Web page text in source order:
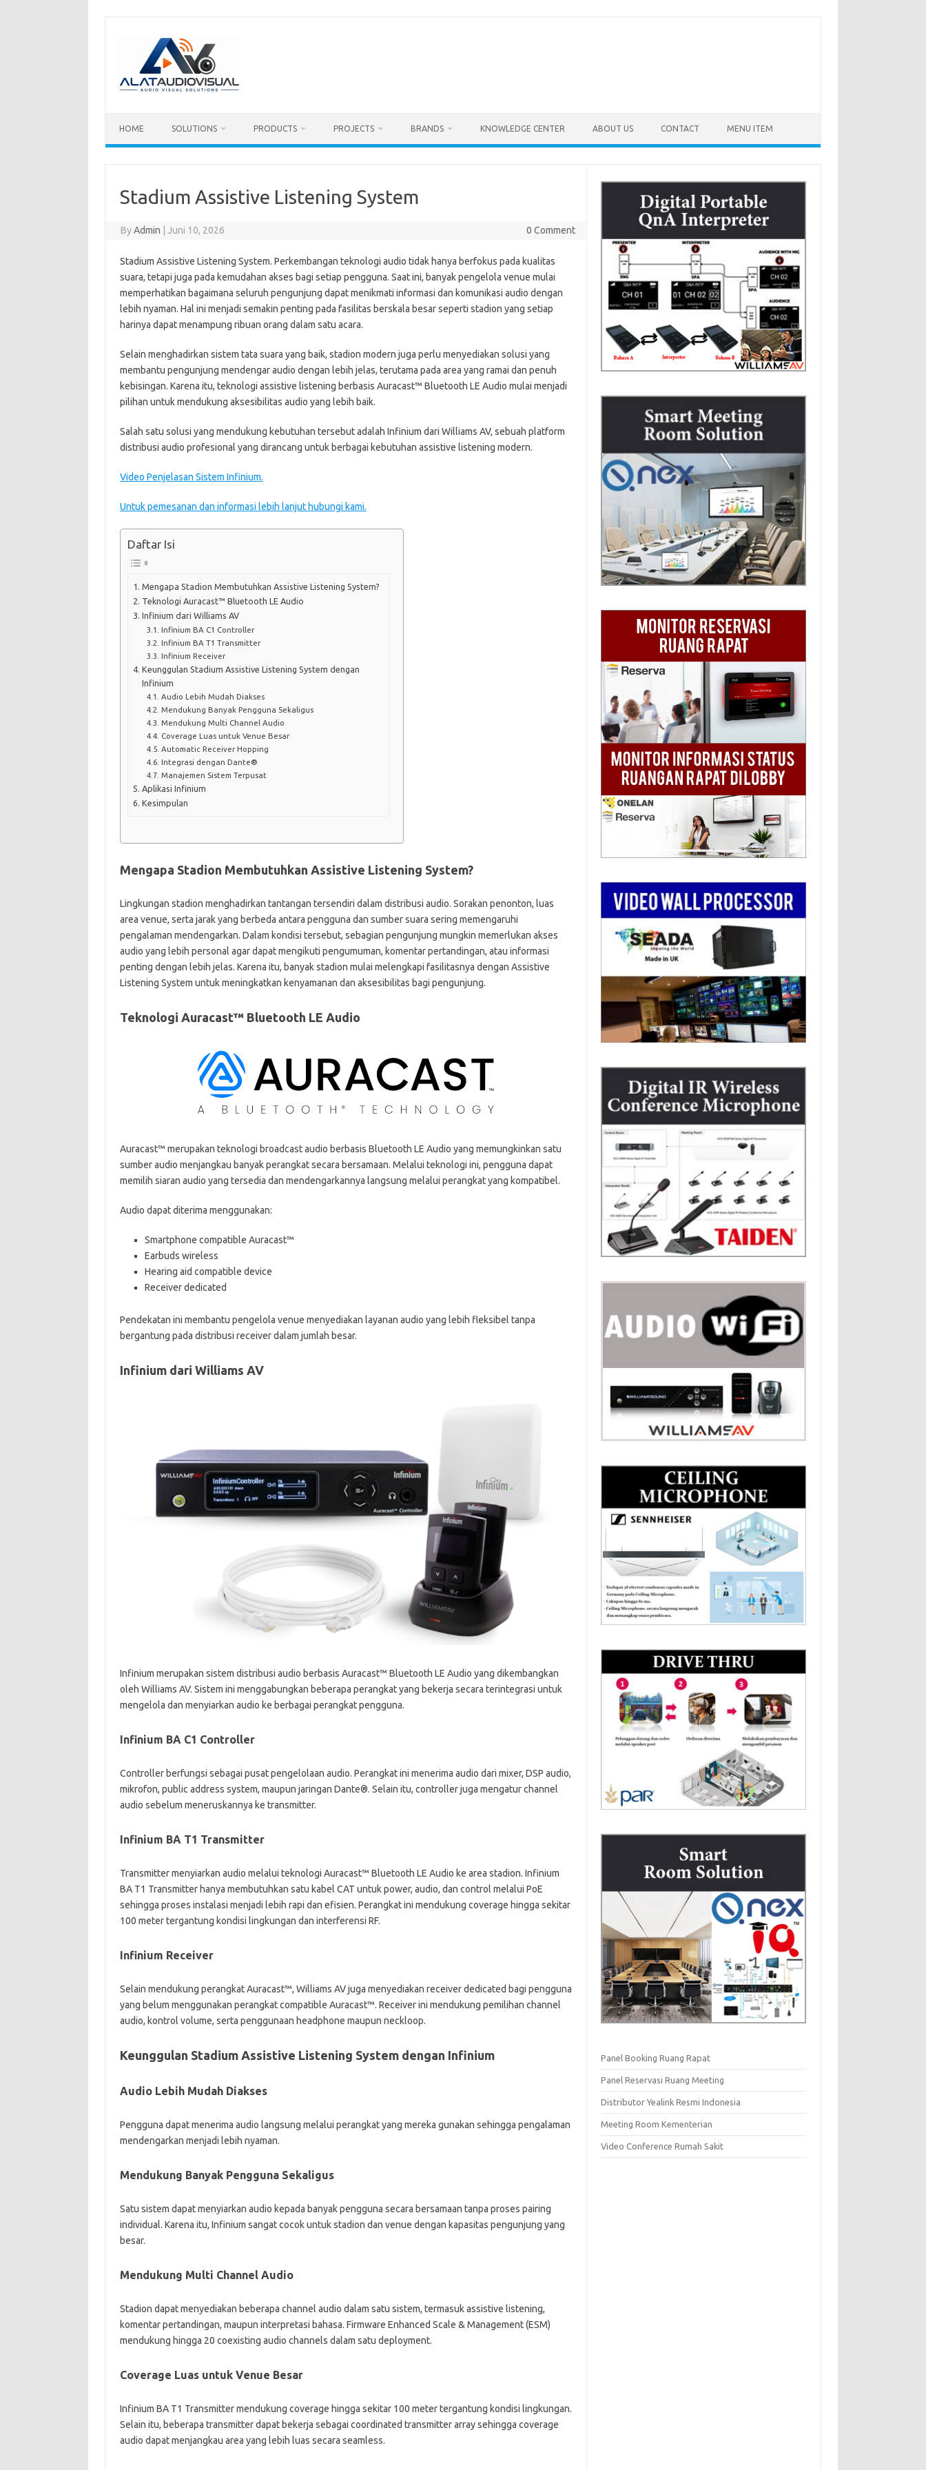
HOME SOLUTIONS PRODUCTS PROJECTS BRANDS KNOWLEDGE CENTER ABOUT US CONTACT MENU ITEM
Stadium Assistive Listening System
ByAdmin Juni 10, 2026 0 Comment
Stadium Assistive Listening System. Perkembangan teknologi audio tidak hanya berfokus pada kualitas
suara, tetapi juga pada kemudahan akses bagi setiap pengguna. Saat ini, banyak pengelola venue mulai
memperhatikan bagaimana seluruh pengunjung dapat menikmati informasi dan komunikasi audio dengan
lebih nyaman. Hal ini menjadi semakin penting pada fasilitas berskala besar seperti stadion yang setiap
harinya dapat menampung ribuan orang dalam satu acara.
Selain menghadirkan sistem tata suara yang baik, stadion modern juga perlu menyediakan solusi yang
membantu pengunjung mendengar audio dengan lebih jelas, terutama pada area yang ramai dan penuh
kebisingan. Karena itu, teknologi assistive listening berbasis Auracast™ Bluetooth LE Audio mulai menjadi
pilihan untuk mendukung aksesibilitas audio yang lebih baik.
Salah satu solusi yang mendukung kebutuhan tersebut adalah Infinium dari Williams AV, sebuah platform
distribusi audio profesional yang dirancang untuk berbagai kebutuhan assistive listening modern.
Video Penjelasan Sistem Infinium.
Untuk pemesanan dan informasi lebih lanjut hubungi kami.
Daftar Isi
Mengapa Stadion Membutuhkan Assistive Listening System?
Teknologi Auracast™ Bluetooth LE Audio
Infinium dari Williams AV
Infinium BA C1 Controller
Infinium BA T1 Transmitter
Infinium Receiver
Keunggulan Stadium Assistive Listening System dengan
Infinium
Audio Lebih Mudah Diakses
Mendukung Banyak Pengguna Sekaligus
Mendukung Multi Channel Audio
Coverage Luas untuk Venue Besar
Automatic Receiver Hopping
Integrasi dengan Dante®
Manajemen Sistem Terpusat
Aplikasi Infinium
Kesimpulan
Mengapa Stadion Membutuhkan Assistive Listening System?
Lingkungan stadion menghadirkan tantangan tersendiri dalam distribusi audio. Sorakan penonton, luas
area venue, serta jarak yang berbeda antara pengguna dan sumber suara sering memengaruhi
pengalaman mendengarkan. Dalam kondisi tersebut, sebagian pengunjung mungkin memerlukan akses
audio yang lebih personal agar dapat mengikuti pengumuman, komentar pertandingan, atau informasi
penting dengan lebih jelas. Karena itu, banyak stadion mulai melengkapi fasilitasnya dengan Assistive
Listening System untuk meningkatkan kenyamanan dan aksesibilitas bagi pengunjung.
Teknologi Auracast™ Bluetooth LE Audio
Auracast™ merupakan teknologi broadcast audio berbasis Bluetooth LE Audio yang memungkinkan satu
sumber audio menjangkau banyak perangkat secara bersamaan. Melalui teknologi ini, pengguna dapat
memilih siaran audio yang tersedia dan mendengarkannya langsung melalui perangkat yang kompatibel.
Audio dapat diterima menggunakan:
Smartphone compatible Auracast™
Earbuds wireless
Hearing aid compatible device
Receiver dedicated
Pendekatan ini membantu pengelola venue menyediakan layanan audio yang lebih fleksibel tanpa
bergantung pada distribusi receiver dalam jumlah besar.
Infinium dari Williams AV
Infinium merupakan sistem distribusi audio berbasis Auracast™ Bluetooth LE Audio yang dikembangkan
oleh Williams AV. Sistem ini menggabungkan beberapa perangkat yang bekerja secara terintegrasi untuk
mengelola dan menyiarkan audio ke berbagai perangkat pengguna.
Infinium BA C1 Controller
Controller berfungsi sebagai pusat pengelolaan audio. Perangkat ini menerima audio dari mixer, DSP audio,
mikrofon, public address system, maupun jaringan Dante®. Selain itu, controller juga mengatur channel
audio sebelum meneruskannya ke transmitter.
Infinium BA T1 Transmitter
Transmitter menyiarkan audio melalui teknologi Auracast™ Bluetooth LE Audio ke area stadion. Infinium
BA T1 Transmitter hanya membutuhkan satu kabel CAT untuk power, audio, dan control melalui PoE
sehingga proses instalasi menjadi lebih rapi dan efisien. Perangkat ini mendukung coverage hingga sekitar
100 meter tergantung kondisi lingkungan dan interferensi RF.
Infinium Receiver
Selain mendukung perangkat Auracast™, Williams AV juga menyediakan receiver dedicated bagi pengguna
yang belum menggunakan perangkat compatible Auracast™. Receiver ini mendukung pemilihan channel
audio, kontrol volume, serta penggunaan headphone maupun neckloop.
Keunggulan Stadium Assistive Listening System dengan Infinium
Audio Lebih Mudah Diakses
Pengguna dapat menerima audio langsung melalui perangkat yang mereka gunakan sehingga pengalaman
mendengarkan menjadi lebih nyaman.
Mendukung Banyak Pengguna Sekaligus
Satu sistem dapat menyiarkan audio kepada banyak pengguna secara bersamaan tanpa proses pairing
individual. Karena itu, Infinium sangat cocok untuk stadion dan venue dengan kapasitas pengunjung yang
besar.
Mendukung Multi Channel Audio
Stadion dapat menyediakan beberapa channel audio dalam satu sistem, termasuk assistive listening,
komentar pertandingan, maupun interpretasi bahasa. Firmware Enhanced Scale & Management (ESM)
mendukung hingga 20 coexisting audio channels dalam satu deployment.
Coverage Luas untuk Venue Besar
Infinium BA T1 Transmitter mendukung coverage hingga sekitar 100 meter tergantung kondisi lingkungan.
Selain itu, beberapa transmitter dapat bekerja sebagai coordinated transmitter array sehingga coverage
audio dapat menjangkau area yang lebih luas secara seamless.
Panel Booking Ruang Rapat
Panel Reservasi Ruang Meeting
Distributor Yealink Resmi Indonesia
Meeting Room Kementerian
Video Conference Rumah Sakit